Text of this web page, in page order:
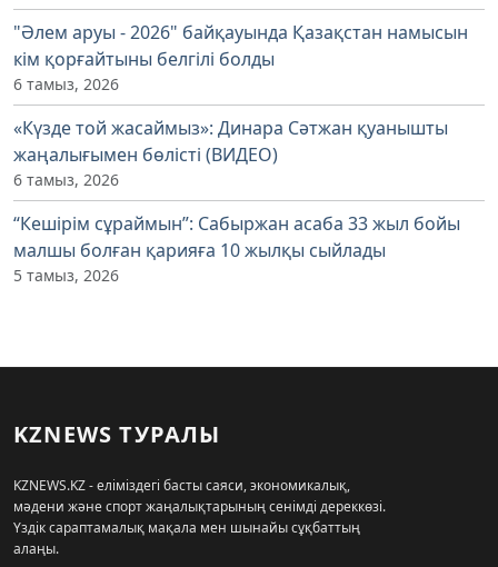
"Әлем аруы - 2026" байқауында Қазақстан намысын
кім қорғайтыны белгілі болды
6 тамыз, 2026
«Күзде той жасаймыз»: Динара Сәтжан қуанышты
жаңалығымен бөлісті (ВИДЕО)
6 тамыз, 2026
“Кешірім сұраймын”: Сабыржан асаба 33 жыл бойы
малшы болған қарияға 10 жылқы сыйлады
5 тамыз, 2026
KZNEWS ТУРАЛЫ
KZNEWS.KZ - еліміздегі басты саяси, экономикалық,
мәдени және спорт жаңалықтарының сенімді дереккөзі.
Үздік сараптамалық мақала мен шынайы сұқбаттың
алаңы.